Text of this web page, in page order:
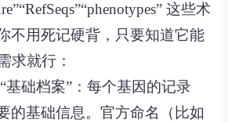
这些术
不用死记硬背，只要知道它能
求就行：
基础档案”：每个基因的记录
的基础信息。官方命名（比如